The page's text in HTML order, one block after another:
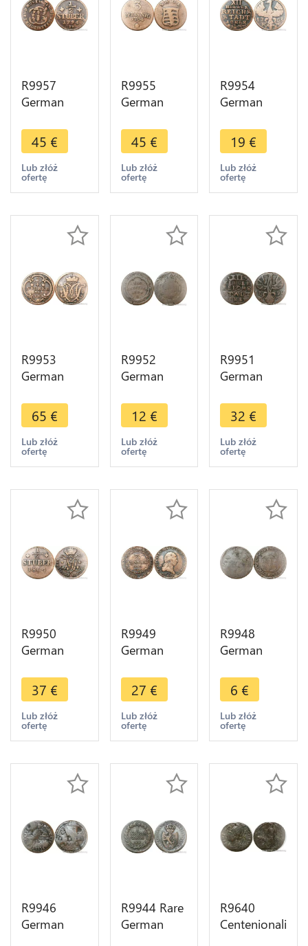
R9957
German
Jülich Berg
1/2 Stuber
Karl
Theodor
Make Offer
45 €
Lub złóż
ofertę
R9955
German
Weimar
Eisenach 3
Pfennig Karl
August
Make Offer
45 €
Lub złóż
ofertę
R9954
German
Aachen 12
Heller 1765
IK -> Make
Offer
19 €
Lub złóż
ofertę
R9953
German
1/4 Stüber
Maximilian
Friedrich
1767 EG IK
Offer
65 €
Lub złóż
ofertę
R9952
German
Austria 1
Kreutzer
Franz II
1803 H ->
12 €
Lub złóż
ofertę
R9951
German
Aachen 12
Heller 1794
-> Make
Offer
32 €
Lub złóż
ofertę
R9950
German
1/2 Stuber
Maximilian
IV Joseph
1804 R ->
37 €
Lub złóż
ofertę
R9949
German
Kreutzer
Francois I
1812 S
Schmöllnitz
Offer
27 €
Lub złóż
ofertę
R9948
German
Jülich Berg
1/2 Stuber
Karl
Theodor
-> Make
6 €
Lub złóż
ofertę
R9946
German
R9944 Rare
German
R9640
Centenionalis